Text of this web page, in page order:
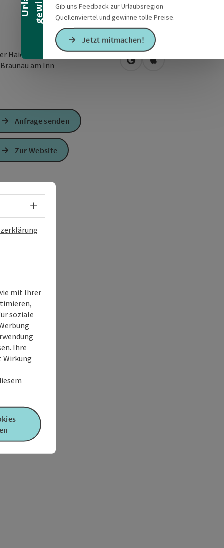
Gib uns Feedback zur Urlaubsregion
Quellenviertel und gewinne tolle Preise.
Jetzt mitmachen!
Haiden 76
Braunau am Inn in Google Maps öffnen
in Apple Maps
Anfrage senden
Zur Website
Sprachwahl - Menü öffnen
mit Ihrer
soziale
Ihre
Wirkung